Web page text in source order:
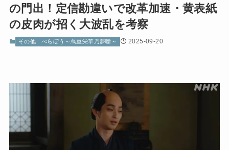
の門出！定信勘違いで改革加速・黄表紙
の皮肉が招く大波乱を考察
その他 べらぼう～蔦重栄華乃夢噺～ 2025-09-20